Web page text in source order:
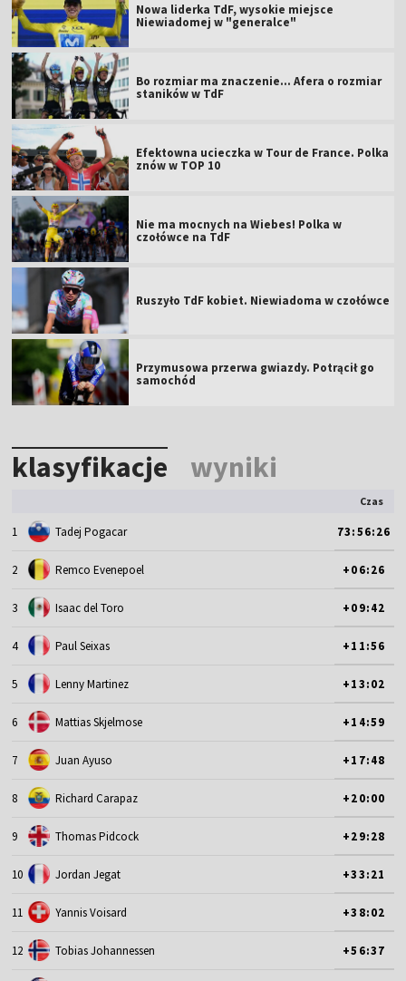
Nowa liderka TdF, wysokie miejsce
Niewiadomej w "generalce"
Bo rozmiar ma znaczenie... Afera o rozmiar
staników w TdF
Efektowna ucieczka w Tour de France. Polka
znów w TOP 10
Nie ma mocnych na Wiebes! Polka w
czołówce na TdF
Ruszyło TdF kobiet. Niewiadoma w czołówce
Przymusowa przerwa gwiazdy. Potrącił go
samochód
klasyfikacje wyniki
Czas
1 Tadej Pogacar 73:56:26
2 Remco Evenepoel +06:26
3 Isaac del Toro +09:42
4 Paul Seixas +11:56
5 Lenny Martinez +13:02
6 Mattias Skjelmose +14:59
7 Juan Ayuso +17:48
8 Richard Carapaz +20:00
9 Thomas Pidcock +29:28
10 Jordan Jegat +33:21
11 Yannis Voisard +38:02
12 Tobias Johannessen +56:37